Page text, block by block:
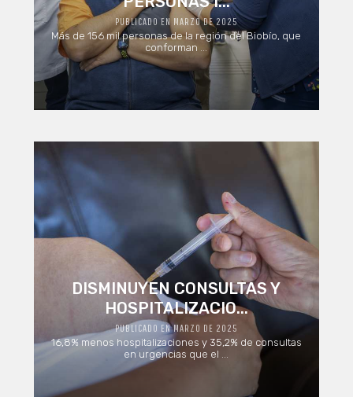
PUBLICADO EN MARZO DE 2025
Más de 156 mil personas de la región del Biobío, que
conforman ...
DISMINUYEN CONSULTAS Y
HOSPITALIZACIO...
PUBLICADO EN MARZO DE 2025
16,8% menos hospitalizaciones y 35,2% de consultas
en urgencias que el ...